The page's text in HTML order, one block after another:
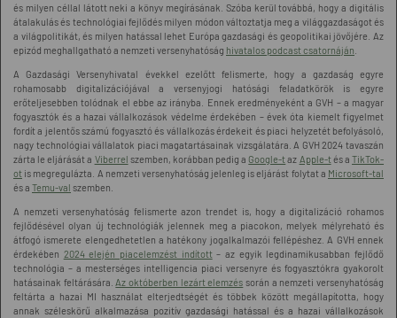
és milyen céllal látott neki a könyv megírásának. Szóba kerül továbbá, hogy a digitális
átalakulás és technológiai fejlődés milyen módon változtatja meg a világgazdaságot és
a világpolitikát, és milyen hatással lehet Európa gazdasági és geopolitikai jövőjére. Az
epizód meghallgatható a nemzeti versenyhatóság hivatalos podcast csatornáján
A Gazdasági Versenyhivatal évekkel ezelőtt felismerte, hogy a gazdaság egyre
rohamosabb digitalizációjával a versenyjogi hatósági feladatkörök is egyre
erőteljesebben tolódnak el ebbe az irányba. Ennek eredményeként a GVH – a magyar
fogyasztók és a hazai vállalkozások védelme érdekében – évek óta kiemelt figyelmet
fordít a jelentős számú fogyasztó és vállalkozás érdekeit és piaci helyzetét befolyásoló,
nagy technológiai vállalatok piaci magatartásainak vizsgálatára. A GVH 2024 tavaszán
zárta le eljárását a Viberrel szemben, korábban pedig a Google-taz Apple-tés aTikTok-
ot is megregulázta. A nemzeti versenyhatóság jelenleg is eljárást folytat a Microsoft-tal
és a Temu-val szemben.
A nemzeti versenyhatóság felismerte azon trendet is, hogy a digitalizáció rohamos
fejlődésével olyan új technológiák jelennek meg a piacokon, melyek mélyreható és
átfogó ismerete elengedhetetlen a hatékony jogalkalmazói fellépéshez. A GVH ennek
érdekében 2024 elején piacelemzést indított– az egyik legdinamikusabban fejlődő
technológia – a mesterséges intelligencia piaci versenyre és fogyasztókra gyakorolt
hatásainak feltárására. Az októberben lezárt elemzés során a nemzeti versenyhatóság
feltárta a hazai MI használat elterjedtségét és többek között megállapította, hogy
annak széleskörű alkalmazása pozitív gazdasági hatással és a hazai vállalkozások